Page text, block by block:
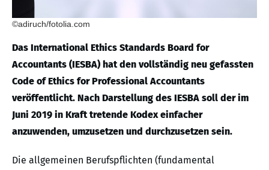
©adiruch/fotolia.com
Das International Ethics Standards Board for
Accountants (IESBA) hat den vollständig neu gefassten
Code of Ethics for Professional Accountants
veröffentlicht. Nach Darstellung des IESBA soll der im
Juni 2019 in Kraft tretende Kodex einfacher
anzuwenden, umzusetzen und durchzusetzen sein.
Die allgemeinen Berufspflichten (fundamental